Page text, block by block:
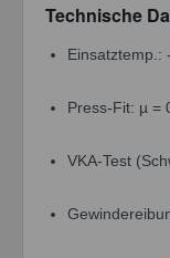
Technische
Einsatztemp.:
Press-Fit: µ =
VKA-Test